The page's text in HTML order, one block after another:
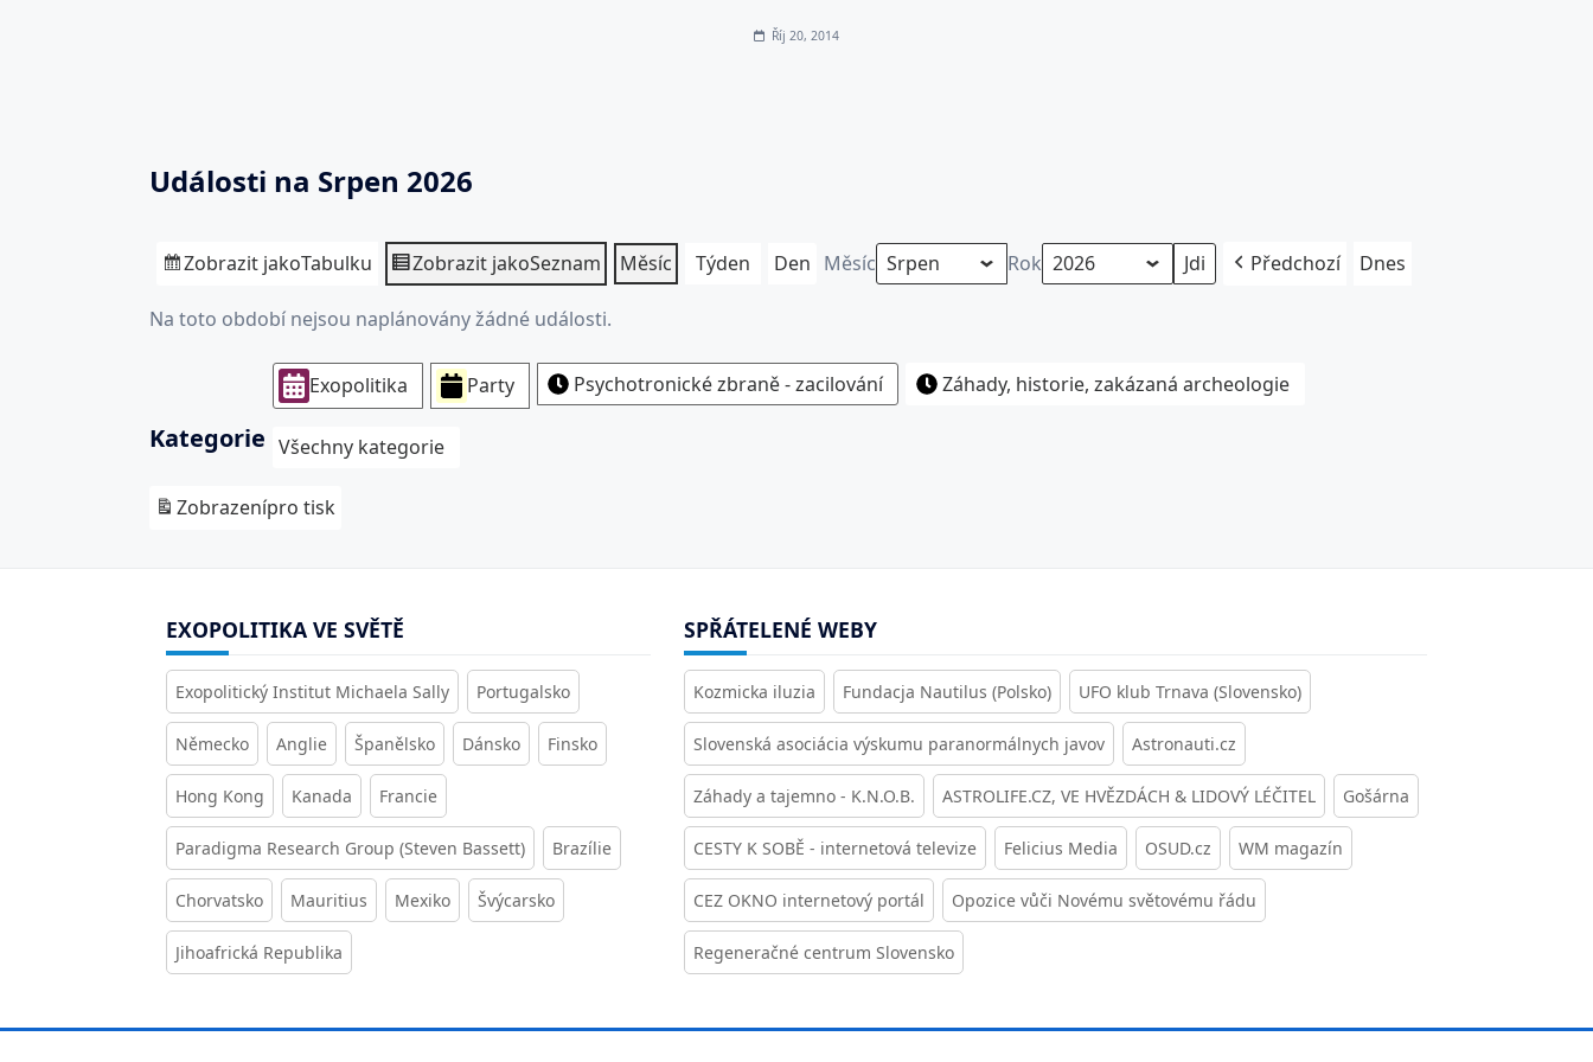
Říj 20, 2014
Události na Srpen 2026
Zobrazit jakoTabulku Zobrazit jakoSeznam Měsíc Týden Den Měsíc Rok Předchozí Dnes
Na toto období nejsou naplánovány žádné události.
Kategorie
Exopolitika Party Psychotronické zbraně - zacilování Záhady, historie, zakázaná archeologie
Všechny kategorie
Zobrazenípro tisk
EXOPOLITIKA VE SVĚTĚ
Exopolitický Institut Michaela Sally Portugalsko
Německo Anglie Španělsko Dánsko Finsko
Hong Kong Kanada Francie
Paradigma Research Group (Steven Bassett) Brazílie
Chorvatsko Mauritius Mexiko Švýcarsko
Jihoafrická Republika
SPŘÁTELENÉ WEBY
Kozmicka iluzia Fundacja Nautilus (Polsko) UFO klub Trnava (Slovensko)
Slovenská asociácia výskumu paranormálnych javov Astronauti.cz
Záhady a tajemno - K.N.O.B. ASTROLIFE.CZ, VE HVĚZDÁCH & LIDOVÝ LÉČITEL Gošárna
CESTY K SOBĚ - internetová televize Felicius Media OSUD.cz WM magazín
CEZ OKNO internetový portál Opozice vůči Novému světovému řádu
Regeneračné centrum Slovensko